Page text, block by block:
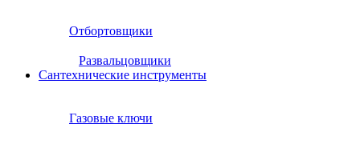
Отбортовщики
Развальцовщики
Сантехнические инcтрументы
Газовые ключи